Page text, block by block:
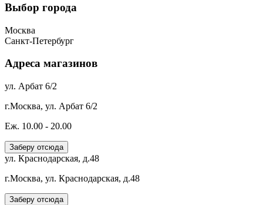
Выбор города
Москва
Санкт-Петербург
Адреса магазинов
ул. Арбат 6/2
г.Москва, ул. Арбат 6/2
Еж. 10.00 - 20.00
Заберу отсюда
ул. Краснодарская, д.48
г.Москва, ул. Краснодарская, д.48
Заберу отсюда